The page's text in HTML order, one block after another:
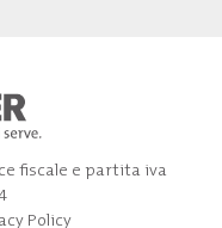
fiscale e partita iva
Policy